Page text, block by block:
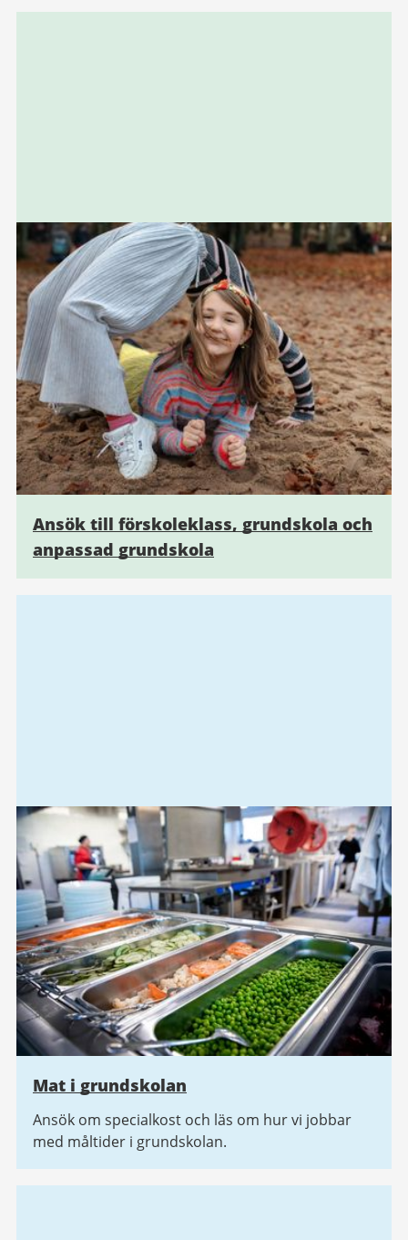
Ansök till förskoleklass, grundskola och
anpassad grundskola
Mat i grundskolan
Ansök om specialkost och läs om hur vi jobbar
med måltider i grundskolan.